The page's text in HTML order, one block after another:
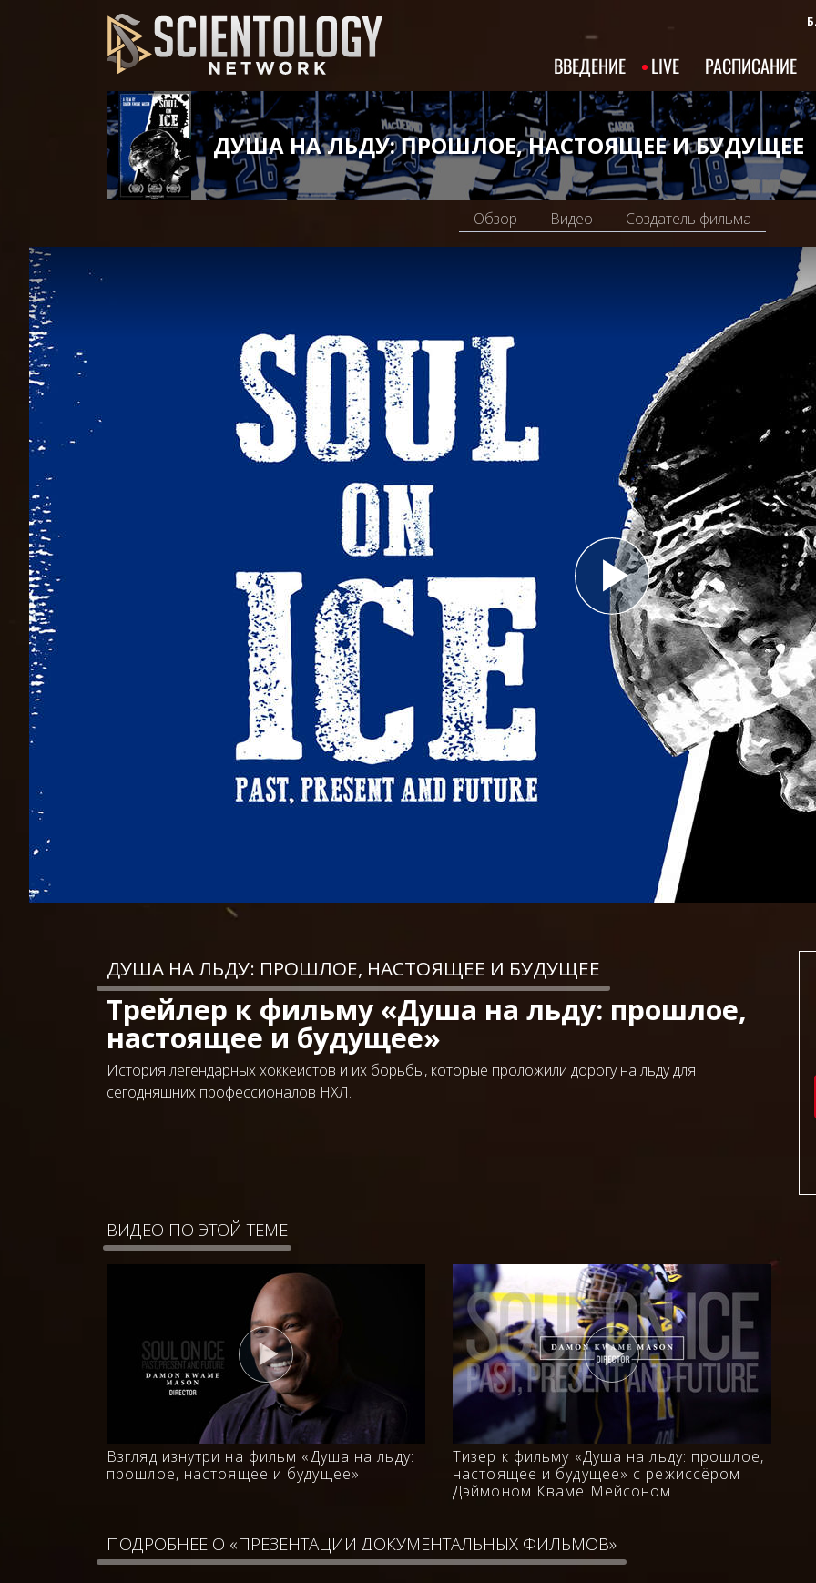
ВВЕДЕНИЕ LIVE РАСПИСАНИЕ
ДУША НА ЛЬДУ: ПРОШЛОЕ, НАСТОЯЩЕЕ И БУДУЩЕЕ
Обзор Видео Создатель фильма
Play
Video
ДУША НА ЛЬДУ: ПРОШЛОЕ, НАСТОЯЩЕЕ И БУДУЩЕЕ
Трейлер к фильму «Душа на льду: прошлое,
настоящее и будущее»
История легендарных хоккеистов и их борьбы, которые проложили дорогу на льду для
сегодняшних профессионалов НХЛ.
ВИДЕО ПО ЭТОЙ ТЕМЕ
Взгляд изнутри на фильм «Душа на льду:
прошлое, настоящее и будущее»
Тизер к фильму «Душа на льду: прошлое,
настоящее и будущее» с режиссёром
Дэймоном Кваме Мейсоном
ПОДРОБНЕЕ О «ПРЕЗЕНТАЦИИ ДОКУМЕНТАЛЬНЫХ ФИЛЬМОВ»